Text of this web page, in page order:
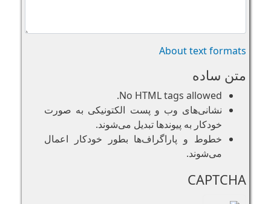
About text formats
متن ساده
No HTML tags allowed.
نشانی‌های وب و پست الکتونیکی به صورت
خودکار به پیوند‌ها تبدیل می‌شوند.
خطوط و پاراگراف‌ها بطور خودکار اعمال
می‌شوند.
CAPTCHA